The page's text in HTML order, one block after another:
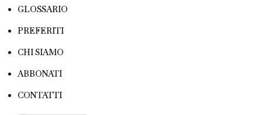
GLOSSARIO
PREFERITI
CHI SIAMO
ABBONATI
CONTATTI